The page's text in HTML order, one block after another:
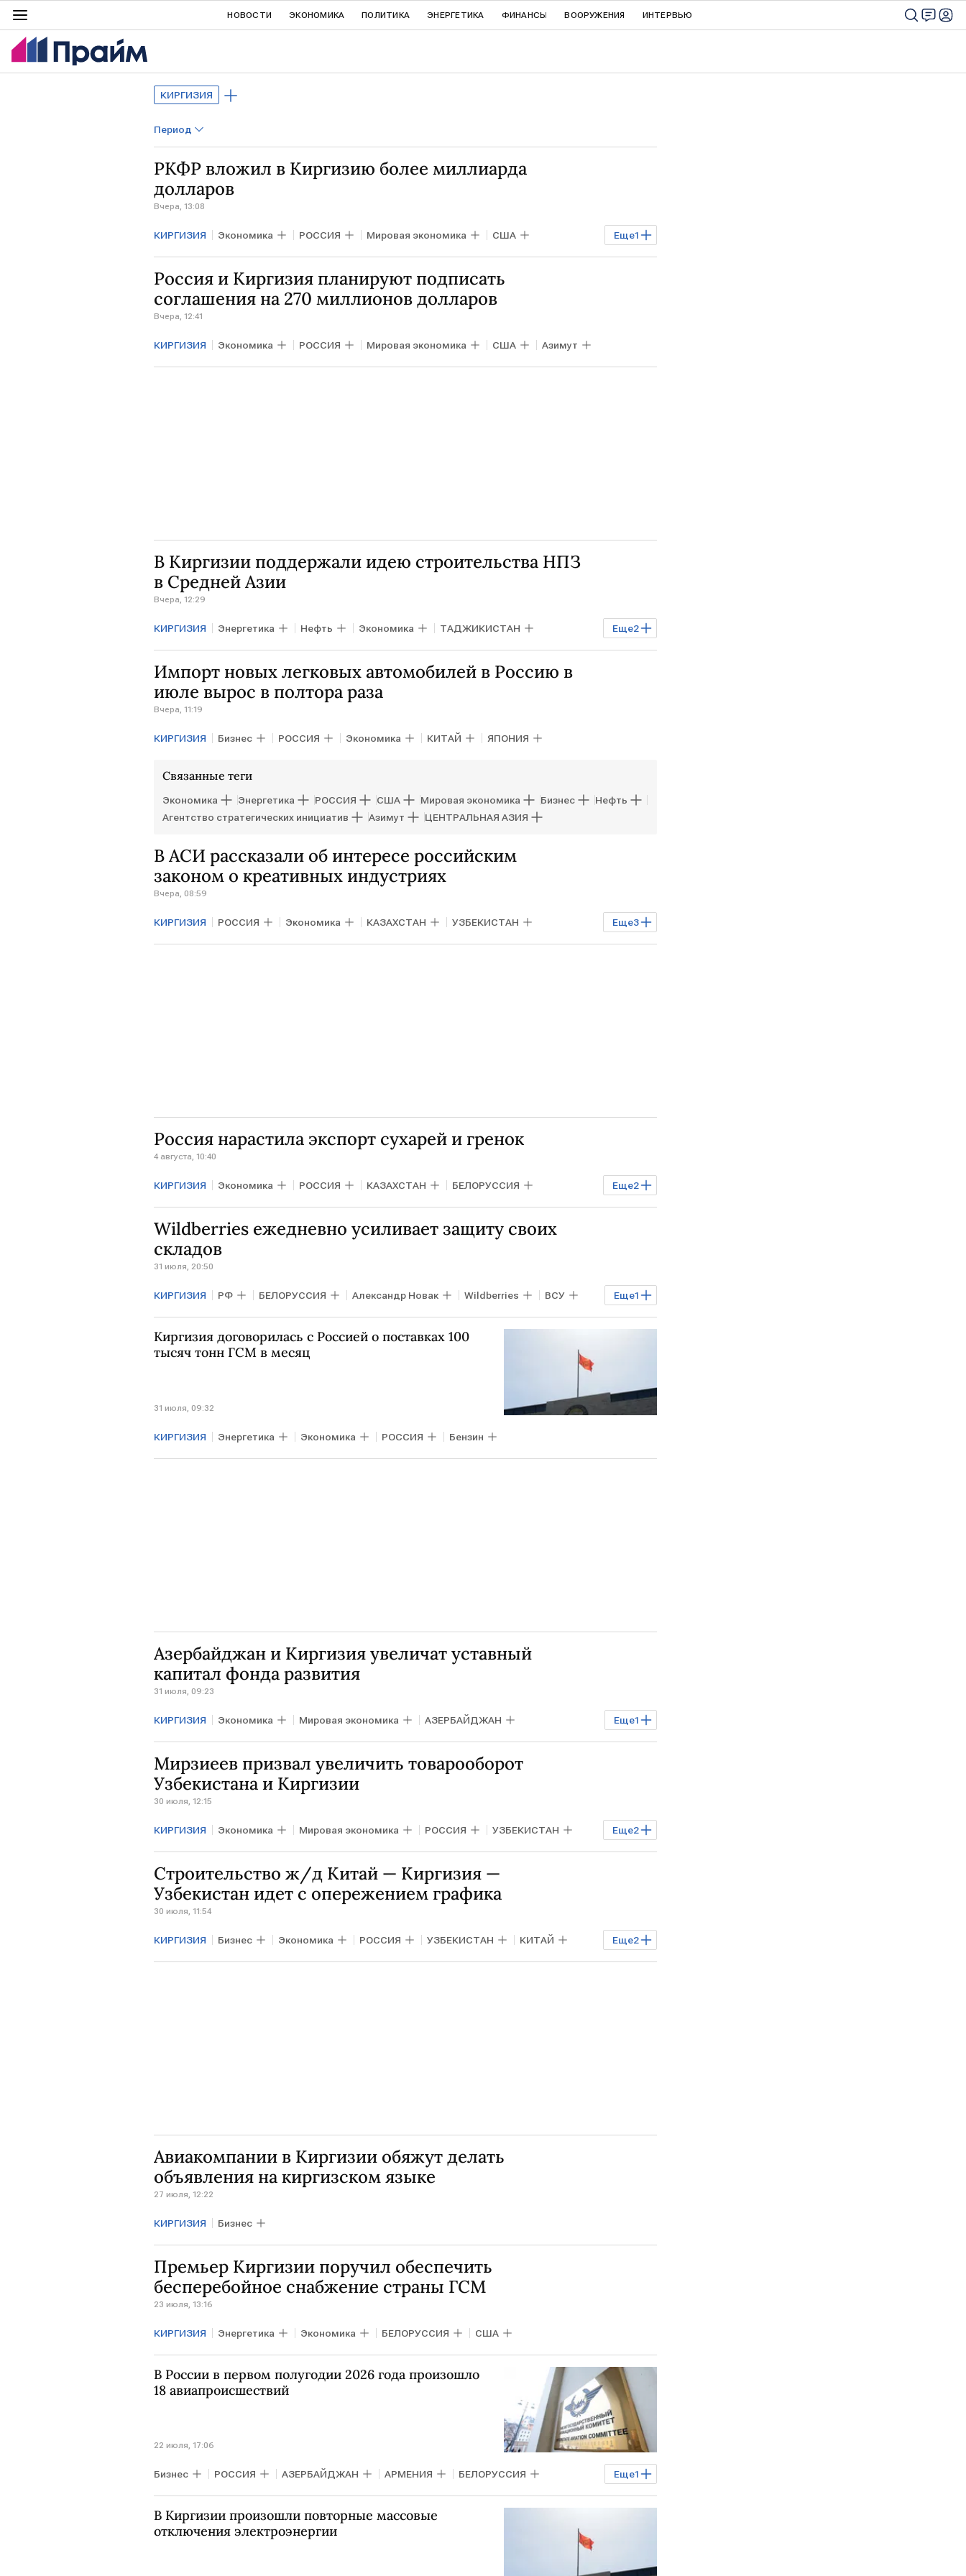
НОВОСТИ ЭКОНОМИКА ПОЛИТИКА ЭНЕРГЕТИКА ФИНАНСЫ ВООРУЖЕНИЯ ИНТЕРВЬЮ
КИРГИЗИЯ
Период
РКФР вложил в Киргизию более миллиарда
долларов
Вчера, 13:08
Еще1
КИРГИЗИЯ Экономика РОССИЯ Мировая экономика США
ЦЕНТРАЛЬНАЯ АЗИЯ
Россия и Киргизия планируют подписать
соглашения на 270 миллионов долларов
Вчера, 12:41
КИРГИЗИЯ Экономика РОССИЯ Мировая экономика США Азимут
В Киргизии поддержали идею строительства НПЗ
в Средней Азии
Вчера, 12:29
Еще2
КИРГИЗИЯ Энергетика Нефть Экономика ТАДЖИКИСТАН
Средняя Азия Эмомали Рахмон
Импорт новых легковых автомобилей в Россию в
июле вырос в полтора раза
Вчера, 11:19
КИРГИЗИЯ Бизнес РОССИЯ Экономика КИТАЙ ЯПОНИЯ
Связанные теги
Экономика Энергетика РОССИЯ США Мировая экономика Бизнес
Нефть
Агентство стратегических инициатив
Азимут ЦЕНТРАЛЬНАЯ АЗИЯ
В АСИ рассказали об интересе российским
законом о креативных индустриях
Вчера, 08:59
Еще3
КИРГИЗИЯ РОССИЯ Экономика КАЗАХСТАН УЗБЕКИСТАН
Михаил Мишустин Агентство стратегических инициатив Дума
Россия нарастила экспорт сухарей и гренок
4 августа, 10:40
Еще2
КИРГИЗИЯ Экономика РОССИЯ КАЗАХСТАН БЕЛОРУССИЯ
Агроэкспорт ЕАЭС
Wildberries ежедневно усиливает защиту своих
складов
31 июля, 20:50
Еще1
КИРГИЗИЯ РФ БЕЛОРУССИЯ Александр Новак Wildberries ВСУ
Минфин
Киргизия договорилась с Россией о поставках 100
тысяч тонн ГСМ в месяц
31 июля, 09:32
КИРГИЗИЯ Энергетика Экономика РОССИЯ Бензин
Азербайджан и Киргизия увеличат уставный
капитал фонда развития
31 июля, 09:23
Еще1
КИРГИЗИЯ Экономика Мировая экономика АЗЕРБАЙДЖАН
Садыр Жапаров
Мирзиеев призвал увеличить товарооборот
Узбекистана и Киргизии
30 июля, 12:15
Еще2
КИРГИЗИЯ Экономика Мировая экономика РОССИЯ УЗБЕКИСТАН
Шавкат Мирзиеев Садыр Жапаров
Строительство ж/д Китай — Киргизия —
Узбекистан идет с опережением графика
30 июля, 11:54
Еще2
КИРГИЗИЯ Бизнес Экономика РОССИЯ УЗБЕКИСТАН КИТАЙ
Шавкат Мирзиеев Садыр Жапаров
Авиакомпании в Киргизии обяжут делать
объявления на киргизском языке
27 июля, 12:22
КИРГИЗИЯ Бизнес
Премьер Киргизии поручил обеспечить
бесперебойное снабжение страны ГСМ
23 июля, 13:16
КИРГИЗИЯ Энергетика Экономика БЕЛОРУССИЯ США
В России в первом полугодии 2026 года произошло
18 авиапроисшествий
22 июля, 17:06
Еще1
Бизнес РОССИЯ АЗЕРБАЙДЖАН АРМЕНИЯ БЕЛОРУССИЯ
Межгосударственный авиационный комитет
В Киргизии произошли повторные массовые
отключения электроэнергии